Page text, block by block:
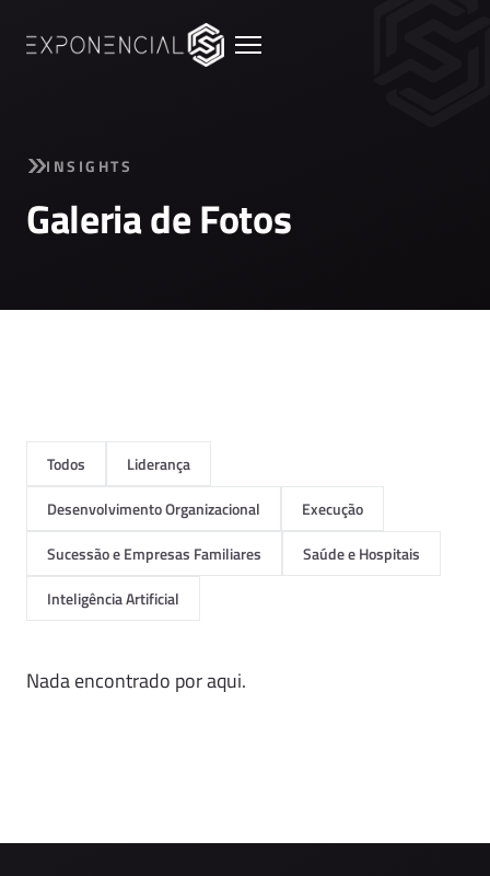
INSIGHTS
Galeria de Fotos
Todos
Liderança
Desenvolvimento Organizacional
Execução
Sucessão e Empresas Familiares
Saúde e Hospitais
Inteligência Artificial
Nada encontrado por aqui.